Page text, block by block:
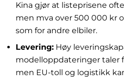
Kina gjør at listeprisene
men mva over 500 000 kr
som for andre elbiler.
Levering: Høy
modelloppdateringer taler
men EU-toll og logistikk